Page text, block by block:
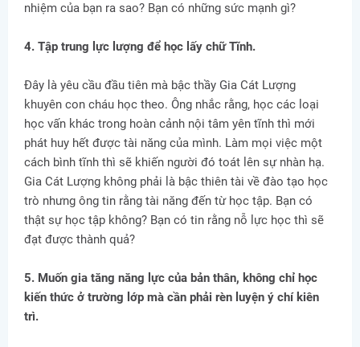
nhiệm của bạn ra sao? Bạn có những sức mạnh gì?
4. Tập trung lực lượng để học lấy chữ Tĩnh.
Đây là yêu cầu đầu tiên mà bậc thầy Gia Cát Lượng
khuyên con cháu học theo. Ông nhắc rằng, học các loại
học vấn khác trong hoàn cảnh nội tâm yên tĩnh thì mới
phát huy hết được tài năng của mình. Làm mọi việc một
cách bình tĩnh thì sẽ khiến người đó toát lên sự nhàn hạ.
Gia Cát Lượng không phải là bậc thiên tài về đào tạo học
trò nhưng ông tin rằng tài năng đến từ học tập. Bạn có
thật sự học tập không? Bạn có tin rằng nỗ lực học thì sẽ
đạt được thành quả?
5. Muốn gia tăng năng lực của bản thân, không chỉ học
kiến thức ở trường lớp mà cần phải rèn luyện ý chí kiên
trì.